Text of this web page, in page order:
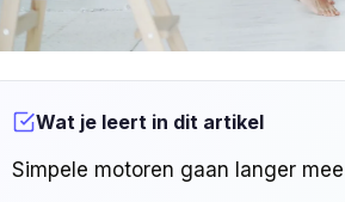
Wat je leert in dit artikel
Simpele motoren gaan langer